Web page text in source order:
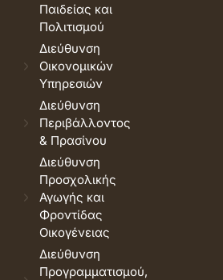
Παιδείας και
Πολιτισμού
Διεύθυνση
Οικονομικών
Υπηρεσιών
Διεύθυνση
Περιβάλλοντος
& Πρασίνου
Διεύθυνση
Προσχολικής
Αγωγής και
Φροντίδας
Οικογένειας
Διεύθυνση
Προγραμματισμού,